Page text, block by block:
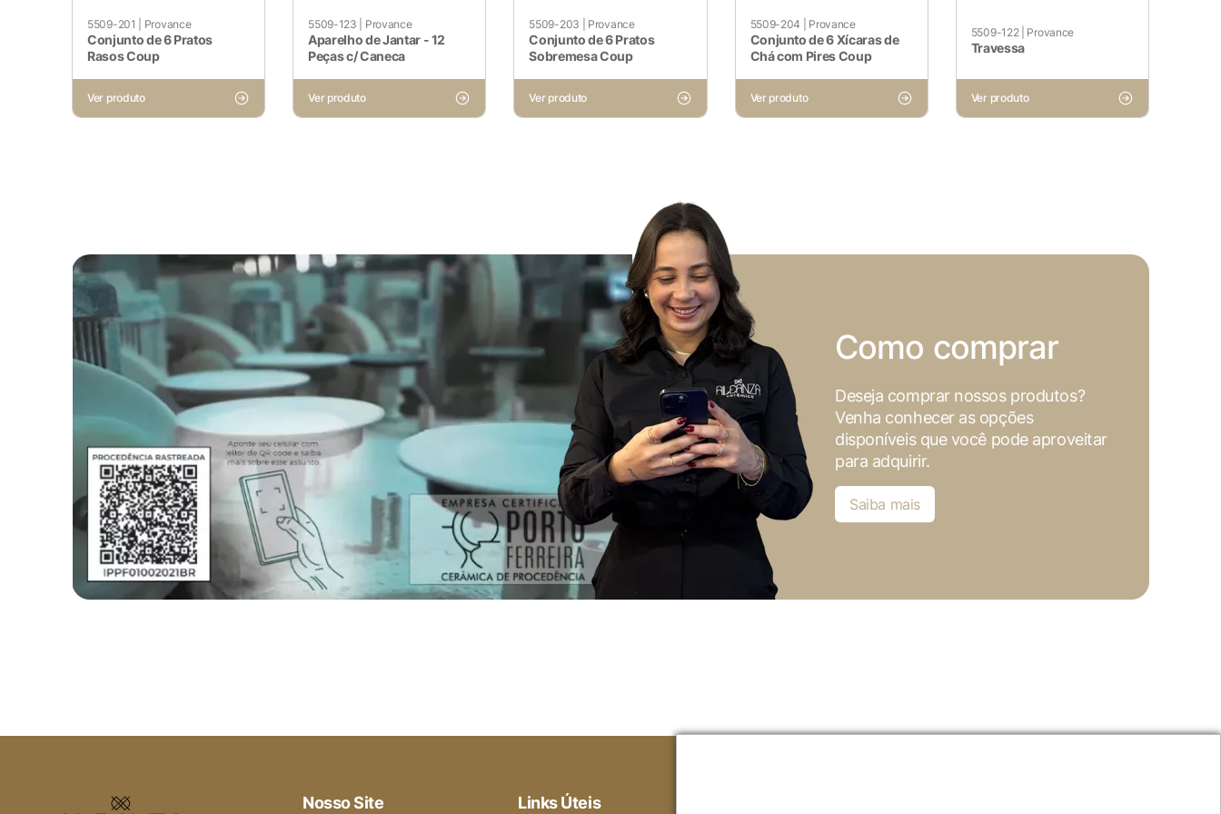
5509-201 Provance
Conjunto de 6 Pratos
Rasos Coup
Ver produto
5509-123 Provance
Aparelho de Jantar - 12
Peças c/ Caneca
Ver produto
5509-203 Provance
Conjunto de 6 Pratos
Sobremesa Coup
Ver produto
5509-204 Provance
Conjunto de 6 Xícaras de
Chá com Pires Coup
Ver produto
5509-122| Provance
Travessa
Ver produto
Como comprar
Deseja comprar nossos produtos?
Venha conhecer as opções
disponíveis que você pode aproveitar
para adquirir.
Saiba mais
Nosso Site Links Úteis